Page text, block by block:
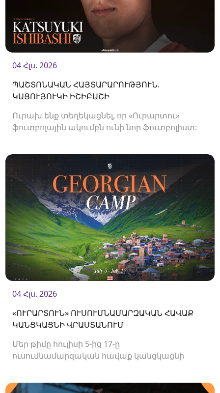
04 Հլս. 2026
ՊԱՇՏՈՆԱԿԱՆ ՀԱՅՏԱՐԱՐՈՒԹՅՈՒՆ.
ԿԱՑՈՒՅՈՒԿԻ ԻՇԻԲԱՇԻ
Ուրախ ենք տեղեկացնել, որ «Ուրարտու»
ֆուտբոլային ակումբն ունի նոր ֆուտբոլիստ:
04 Հլս. 2026
«ՈՒՐԱՐՏՈՒՆ» ՈՒՍՈՒՄՆԱՄԱՐԶԱԿԱՆ ՀԱՎԱՔ
ԿԱՆՑԿԱՑՆԻ ՎՐԱՍՏԱՆՈՒՄ
Մեր թիմը հուլիսի 5-ից 17-ը
ուսումնամարզական հավաք կանցկացնի